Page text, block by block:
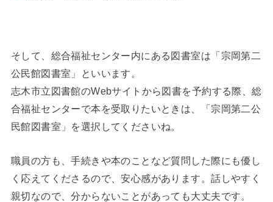
そして、総合福祉センター内にある図書室は「宗岡第二
公民館図書室」といいます。
志木市立図書館のWebサイトから図書を予約する際、総
合福祉センターで本を受取りたいときは、「宗岡第二公
民館図書室」を選択してくださいね。
職員の方も、手続きや本のことなど質問した際にも優し
く応えてくださるので、安心感があります。話しやすく
親切なので、分からないことがあっても大丈夫です。